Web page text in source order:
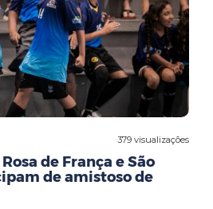
379 visualizações
de França e São
de amistoso de